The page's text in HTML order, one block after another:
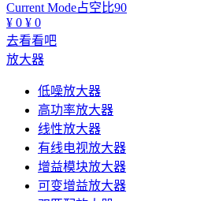
Current Mode占空比90
¥ 0 ¥ 0
去看看吧
放大器
低噪放大器
高功率放大器
线性放大器
有线电视放大器
增益模块放大器
可变增益放大器